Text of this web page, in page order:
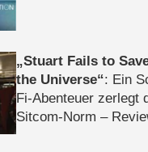
Stuart Fails to
the Universe : Ein
Fi-Abenteuer zerlegt
Sitcom-Norm –